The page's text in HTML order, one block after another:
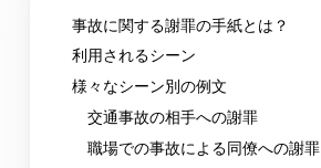
事故に関する謝罪の手紙とは？
利用されるシーン
様々なシーン別の例文
交通事故の相手への謝罪
職場での事故による同僚への謝罪